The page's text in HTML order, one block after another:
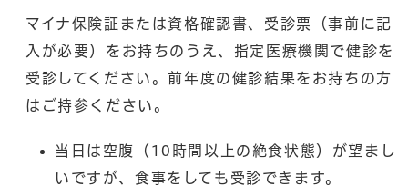
マイナ保険証または資格確認書、受診票（事前に記
入が必要）をお持ちのうえ、指定医療機関で健診を
受診してください。前年度の健診結果をお持ちの方
はご持参ください。
当日は空腹（10時間以上の絶食状態）が望まし
いですが、食事をしても受診できます。